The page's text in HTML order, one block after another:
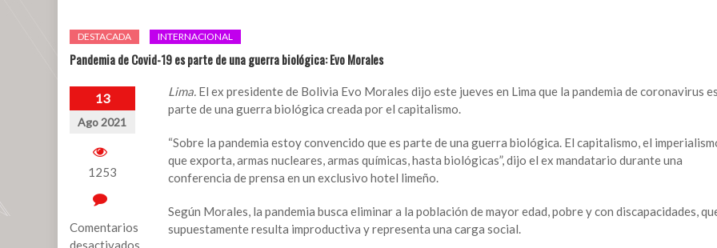
DESTACADA INTERNACIONAL
Pandemia de Covid-19 es parte de una guerra biológica: Evo Morales
13
Ago 2021
1253
Comentarios
desactivados
Lima.El ex presidente de Bolivia Evo Morales dijo este jueves en Lima que la pandemia de coronavirus
parte de una guerra biológica creada por el capitalismo.
“Sobre la pandemia estoy convencido que es parte de una guerra biológica. El capitalismo, el
que exporta, armas nucleares, armas químicas, hasta biológicas”, dijo el ex mandatario durante una
conferencia de prensa en un exclusivo hotel limeño.
Según Morales, la pandemia busca eliminar a la población de mayor edad, pobre y con discapacidades,
supuestamente resulta improductiva y representa una carga social.